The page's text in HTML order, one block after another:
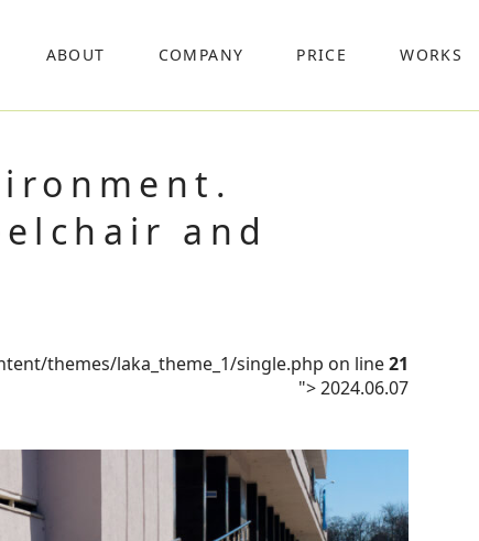
ABOUT COMPANY PRICE WORKS
and
themes/laka_theme_1/single.php on line21
">2024.06.07